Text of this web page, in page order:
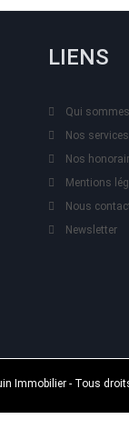
LIENS
Qui
Nos services
Nos
Mentions
Nous
Newsletter
Immobilier - Tous